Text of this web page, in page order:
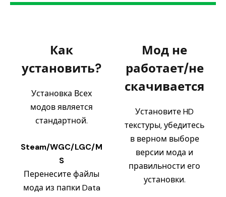
Как
установить?
Установка Всех
модов является
стандартной.
Steam/WGC/LGC/M
S
Перенесите файлы
мода из папки Data
Мод не
работает/не
скачивается
Установите HD
текстуры, убедитесь
в верном выборе
версии мода и
правильности его
установки.